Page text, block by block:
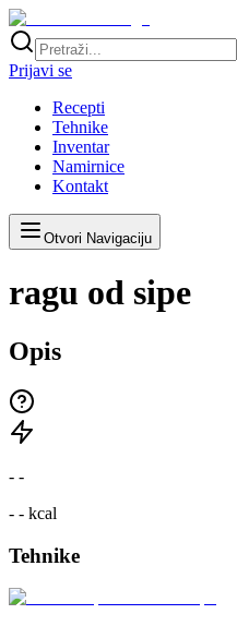
Prijavi se
Recepti
Tehnike
Inventar
Namirnice
Kontakt
Otvori Navigaciju
ragu od sipe
Opis
- -
- - kcal
Tehnike